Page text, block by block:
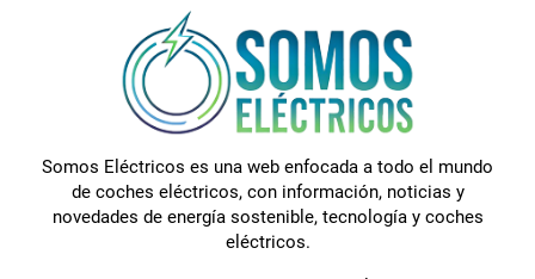
Somos Eléctricos es una web enfocada a todo el mundo
de coches eléctricos, con información, noticias y
novedades de energía sostenible, tecnología y coches
eléctricos.